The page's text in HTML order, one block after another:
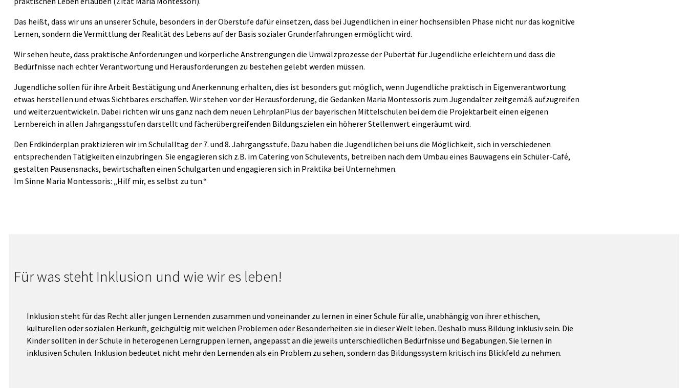
Das heißt, dass wir uns an unserer Schule, besonders in der Oberstufe dafür einsetzen, dass bei Jugendlichen in einer hochsensiblen Phase nicht nur das kognitive
Lernen, sondern die Vermittlung der Realität des Lebens auf der Basis sozialer Grunderfahrungen ermöglicht wird.
Wir sehen heute, dass praktische Anforderungen und körperliche Anstrengungen die Umwälzprozesse der Pubertät für Jugendliche erleichtern und dass die
Bedürfnisse nach echter Verantwortung und Herausforderungen zu bestehen gelebt werden müssen.
Jugendliche sollen für ihre Arbeit Bestätigung und Anerkennung erhalten, dies ist besonders gut möglich, wenn Jugendliche praktisch in Eigenverantwortung
etwas herstellen und etwas Sichtbares erschaffen. Wir stehen vor der Herausforderung, die Gedanken Maria Montessoris zum Jugendalter zeitgemäß aufzugreifen
und weiterzuentwickeln. Dabei richten wir uns ganz nach dem neuen LehrplanPlus der bayerischen Mittelschulen bei dem die Projektarbeit einen eigenen
Lernbereich in allen Jahrgangsstufen darstellt und fächerübergreifenden Bildungszielen ein höherer Stellenwert eingeräumt wird.
Den Erdkinderplan praktizieren wir im Schulalltag der 7. und 8. Jahrgangsstufe. Dazu haben die Jugendlichen bei uns die Möglichkeit, sich in verschiedenen
entsprechenden Tätigkeiten einzubringen. Sie engagieren sich z.B. im Catering von Schulevents, betreiben nach dem Umbau eines Bauwagens ein Schüler-Café,
gestalten Pausensnacks, bewirtschaften einen Schulgarten und engagieren sich in Praktika bei Unternehmen.
Im Sinne Maria Montessoris: „Hilf mir, es selbst zu tun.“
Für was steht Inklusion und wie wir es leben!
Inklusion steht für das Recht aller jungen Lernenden zusammen und voneinander zu lernen in einer Schule für alle, unabhängig von ihrer ethischen,
kulturellen oder sozialen Herkunft, geichgültig mit welchen Problemen oder Besonderheiten sie in dieser Welt leben. Deshalb muss Bildung inklusiv sein. Die
Kinder sollten in der Schule in heterogenen Lerngruppen lernen, angepasst an die jeweils unterschiedlichen Bedürfnisse und Begabungen. Sie lernen in
inklusiven Schulen. Inklusion bedeutet nicht mehr den Lernenden als ein Problem zu sehen, sondern das Bildungssystem kritisch ins Blickfeld zu nehmen.